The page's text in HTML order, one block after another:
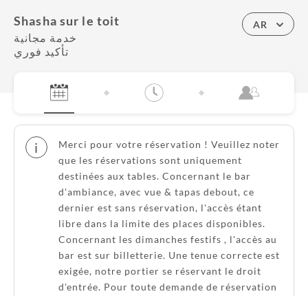
Shasha sur le toit
خدمة مجانية
تأكيد فوري
AR
i
Merci pour votre réservation ! Veuillez noter
que les réservations sont uniquement
destinées aux tables. Concernant le bar
d'ambiance, avec vue & tapas debout, ce
dernier est sans réservation, l'accès étant
libre dans la limite des places disponibles.
Concernant les dimanches festifs , l'accès au
bar est sur billetterie. Une tenue correcte est
exigée, notre portier se réservant le droit
d'entrée. Pour toute demande de réservation